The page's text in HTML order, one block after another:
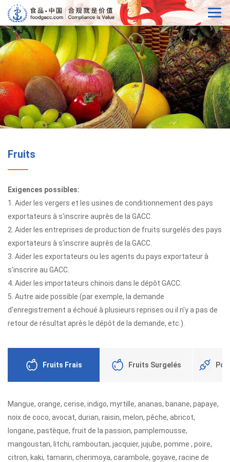
Fruits
Exigences possibles:
1. Aider les vergers et les usines de conditionnement des pays
exportateurs à s'inscrire auprès de la GACC.
2. Aider les entreprises de production de fruits surgelés des pays
exportateurs à s'inscrire auprès de la GACC.
3. Aider les exportateurs ou les agents du pays exportateur à
s'inscrire au GACC.
4. Aider les importateurs chinois dans le dépôt GACC.
5. Autre aide possible (par exemple, la demande
d'enregistrement a échoué à plusieurs reprises ou il n'y a pas de
retour de résultat après le dépôt de la demande, etc.).
Fruits Frais Fruits Surgelés
Mangue, orange, cerise, indigo, myrtille, ananas, banane, papaye,
noix de coco, avocat, durian, raisin, melon, pêche, abricot,
longane, pastèque, fruit de la passion, pamplemousse,
mangoustan, litchi, ramboutan, jacquier, jujube, pomme , poire,
citron, kaki, tamarin, cherimoya, carambole, goyave, racine de